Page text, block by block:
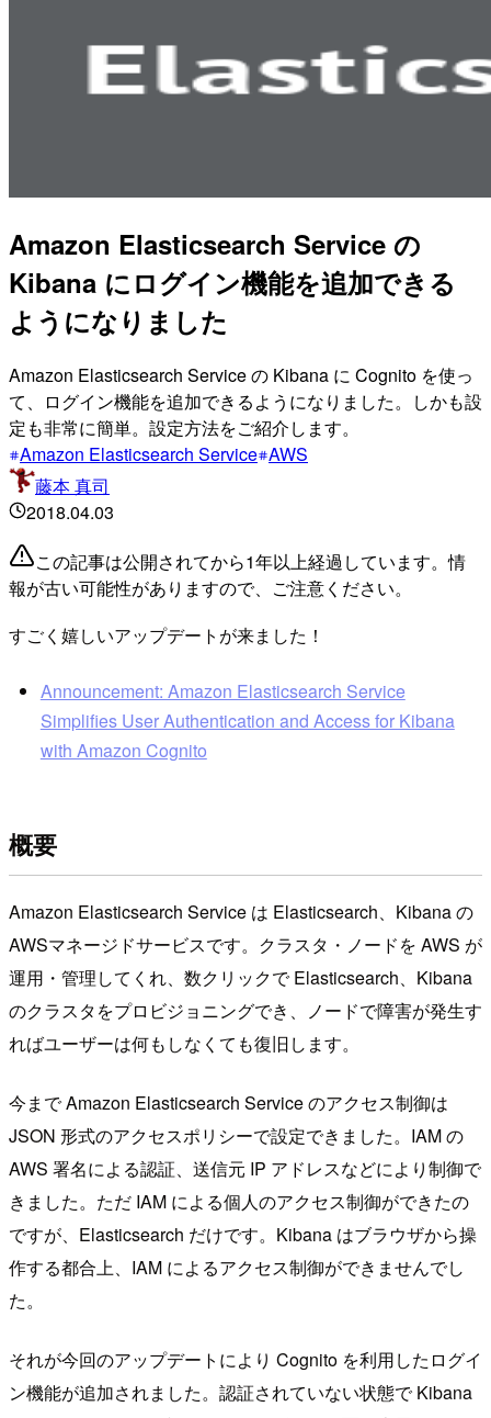
Amazon Elasticsearch Service の
Kibana にログイン機能を追加できる
ようになりました
Amazon Elasticsearch Service の Kibana に Cognito を使っ
て、ログイン機能を追加できるようになりました。しかも設
定も非常に簡単。設定方法をご紹介します。
Amazon Elasticsearch Service AWS
藤本 真司
2018.04.03
この記事は公開されてから1年以上経過しています。情
報が古い可能性がありますので、ご注意ください。
すごく嬉しいアップデートが来ました！
Announcement: Amazon Elasticsearch Service
Simplifies User Authentication and Access for Kibana
with Amazon Cognito
概要
Amazon Elasticsearch Service は Elasticsearch、Kibana の
AWSマネージドサービスです。クラスタ・ノードを AWS が
運用・管理してくれ、数クリックで Elasticsearch、Kibana
のクラスタをプロビジョニングでき、ノードで障害が発生す
ればユーザーは何もしなくても復旧します。
今まで Amazon Elasticsearch Service のアクセス制御は
JSON 形式のアクセスポリシーで設定できました。IAM の
AWS 署名による認証、送信元 IP アドレスなどにより制御で
きました。ただ IAM による個人のアクセス制御ができたの
ですが、Elasticsearch だけです。Kibana はブラウザから操
作する都合上、IAM によるアクセス制御ができませんでし
た。
それが今回のアップデートにより Cognito を利用したログイ
ン機能が追加されました。認証されていない状態で Kibana